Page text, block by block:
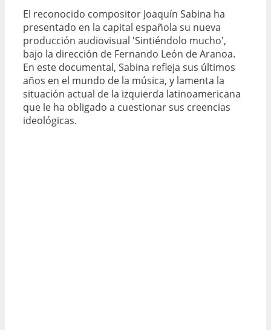
El reconocido compositor Joaquín Sabina ha
presentado en la capital española su nueva
producción audiovisual 'Sintiéndolo mucho',
bajo la dirección de Fernando León de Aranoa.
En este documental, Sabina refleja sus últimos
años en el mundo de la música, y lamenta la
situación actual de la izquierda latinoamericana
que le ha obligado a cuestionar sus creencias
ideológicas.